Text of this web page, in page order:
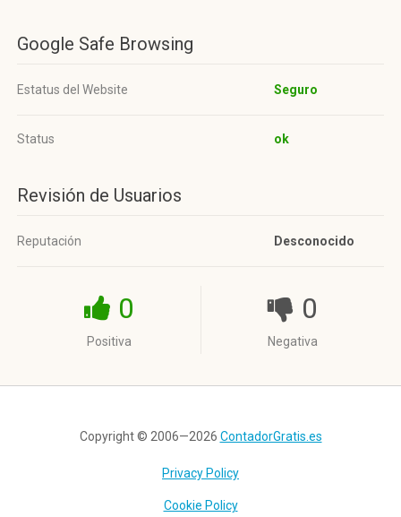
Google Safe Browsing
Estatus del Website Seguro
Status ok
Revisión de Usuarios
Reputación Desconocido
0
Positiva
0
Negativa
Copyright © 2006—2026 ContadorGratis.es
Privacy Policy
Cookie Policy